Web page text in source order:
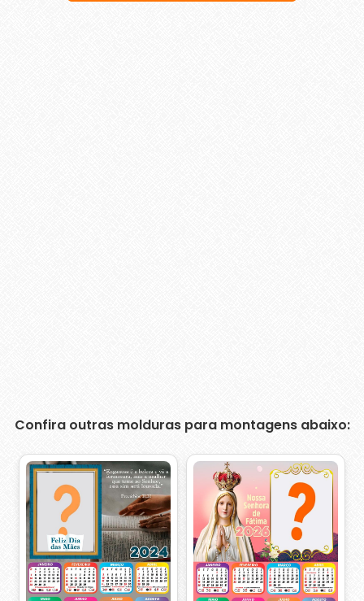
Confira outras molduras para montagens abaixo: